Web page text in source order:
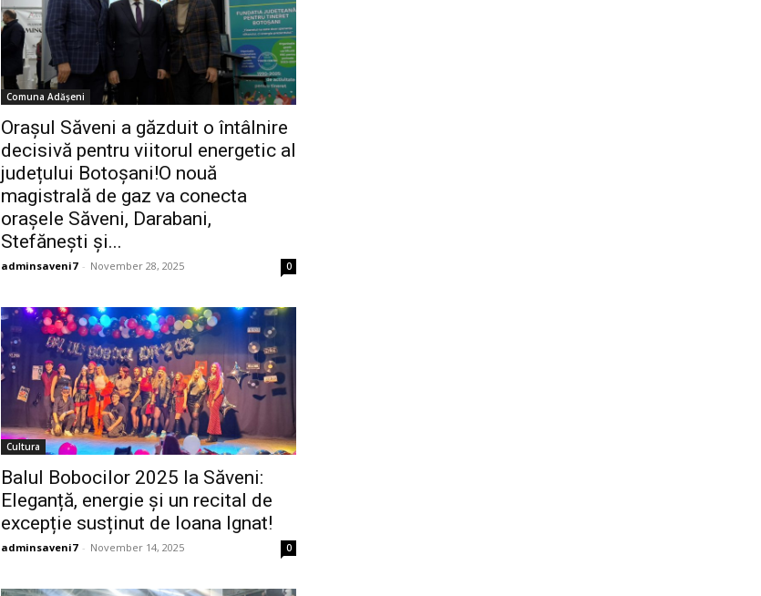
Comuna Adășeni
Orașul Săveni a găzduit o întâlnire
decisivă pentru viitorul energetic al
județului Botoșani!O nouă
magistrală de gaz va conecta
orașele Săveni, Darabani,
Stefănești și...
adminsaveni7 - November 28, 2025 0
Cultura
Balul Bobocilor 2025 la Săveni:
Eleganță, energie și un recital de
excepție susținut de Ioana Ignat!
adminsaveni7 - November 14, 2025 0